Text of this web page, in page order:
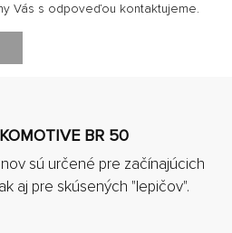
Vás s odpoveďou kontaktujeme.
BR 50
sú určené pre začínajúcich
aj pre skúsených "lepičov".